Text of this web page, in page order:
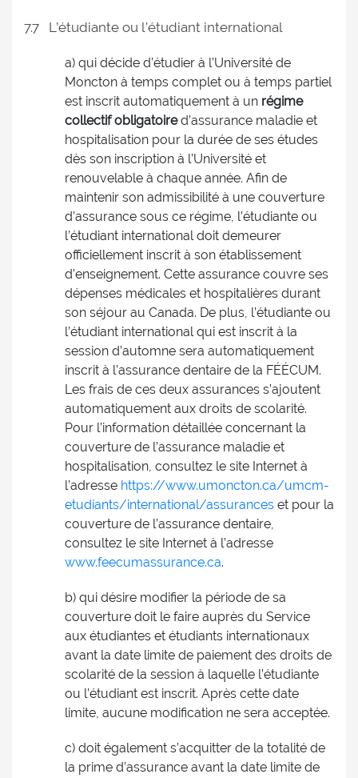
7.7 L’étudiante ou l’étudiant international
a) qui décide d’étudier à l’Université de
Moncton à temps complet ou à temps partiel
est inscrit automatiquement à un régime
collectif obligatoired’assurance maladie et
hospitalisation pour la durée de ses études
dès son inscription à l’Université et
renouvelable à chaque année. Afin de
maintenir son admissibilité à une couverture
d’assurance sous ce régime, l’étudiante ou
l’étudiant international doit demeurer
officiellement inscrit à son établissement
d’enseignement. Cette assurance couvre ses
dépenses médicales et hospitalières durant
son séjour au Canada. De plus, l’étudiante ou
l’étudiant international qui est inscrit à la
session d’automne sera automatiquement
inscrit à l’assurance dentaire de la FÉÉCUM.
Les frais de ces deux assurances s’ajoutent
automatiquement aux droits de scolarité.
Pour l’information détaillée concernant la
couverture de l’assurance maladie et
hospitalisation, consultez le site Internet à
l’adresse https://www.umoncton.ca/umcm-
etudiants/international/assurances et pour la
couverture de l’assurance dentaire,
consultez le site Internet à l’adresse
www.feecumassurance.ca.
b) qui désire modifier la période de sa
couverture doit le faire auprès du Service
aux étudiantes et étudiants internationaux
avant la date limite de paiement des droits de
scolarité de la session à laquelle l’étudiante
ou l’étudiant est inscrit. Après cette date
limite, aucune modification ne sera acceptée.
c) doit également s’acquitter de la totalité de
la prime d’assurance avant la date limite de